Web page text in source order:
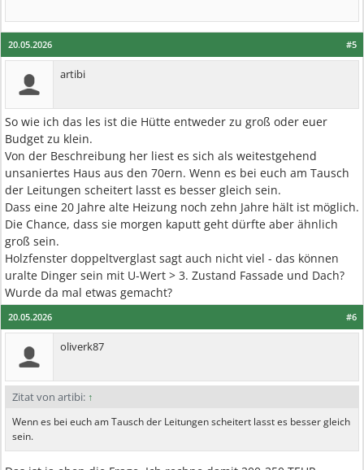
#5
20.05.2026
artibi
So wie ich das les ist die Hütte entweder zu groß oder euer
Budget zu klein.
Von der Beschreibung her liest es sich als weitestgehend
unsaniertes Haus aus den 70ern. Wenn es bei euch am Tausch
der Leitungen scheitert lasst es besser gleich sein.
Dass eine 20 Jahre alte Heizung noch zehn Jahre hält ist möglich.
Die Chance, dass sie morgen kaputt geht dürfte aber ähnlich
groß sein.
Holzfenster doppeltverglast sagt auch nicht viel - das können
uralte Dinger sein mit U-Wert > 3. Zustand Fassade und Dach?
Wurde da mal etwas gemacht?
#6
20.05.2026
oliverk87
Zitat von artibi: ↑
Wenn es bei euch am Tausch der Leitungen scheitert lasst es besser gleich
sein.